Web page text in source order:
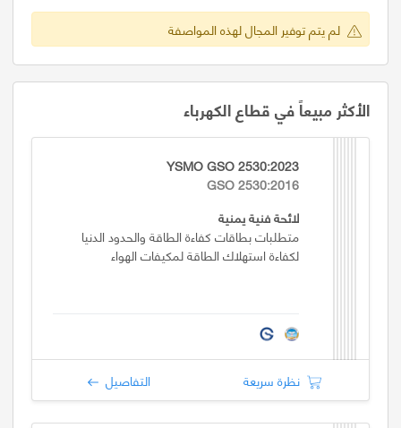
لم يتم توفير المجال لهذه المواصفة
الأكثر مبيعاً في قطاع الكهرباء
YSMO GSO 2530:2023
GSO 2530:2016
لائحة فنية يمنية
متطلبات بطاقات كفاءة الطاقة والحدود الدنيا
لكفاءة استهلاك الطاقة لمكيفات الهواء
نظرة سريعة التفاصيل